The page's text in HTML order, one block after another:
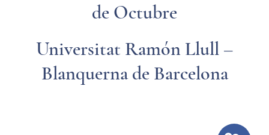
de Octubre
Universitat Ramón Llull –
Blanquerna de Barcelona